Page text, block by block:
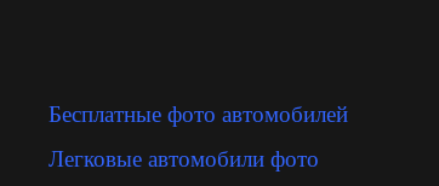
Бесплатные фото автомобилей
Легковые автомобили фото